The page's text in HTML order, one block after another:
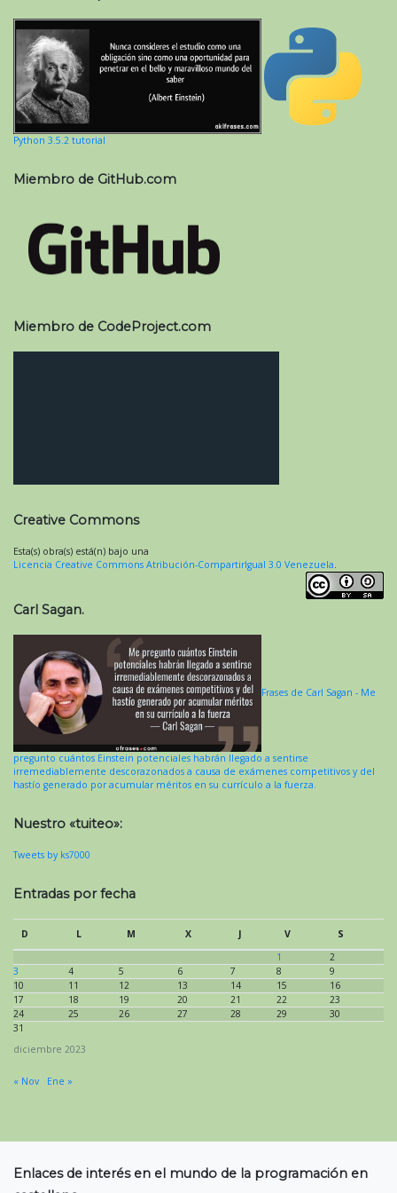
Python 3.5.2 tutorial
Miembro de GitHub.com
Miembro de CodeProject.com
Creative Commons
Esta(s) obra(s) está(n) bajo una
Licencia Creative Commons Atribución-CompartirIgual 3.0 Venezuela.
Carl Sagan.
Frases de Carl Sagan - Me
pregunto cuántos Einstein potenciales habrán llegado a sentirse
irremediablemente descorazonados a causa de exámenes competitivos y del
hastío generado por acumular méritos en su currículo a la fuerza.
Nuestro «tuiteo»:
Tweets by ks7000
Entradas por fecha
diciembre 2023
D L M X J V
S
1
2
3
4 5 6 7 8
9
10
11 12 13 14 15
16
17
18 19 20 21 22
23
24
25 26 27 28 29
30
31
« Nov Ene »
Enlaces de interés en el mundo de la programación en